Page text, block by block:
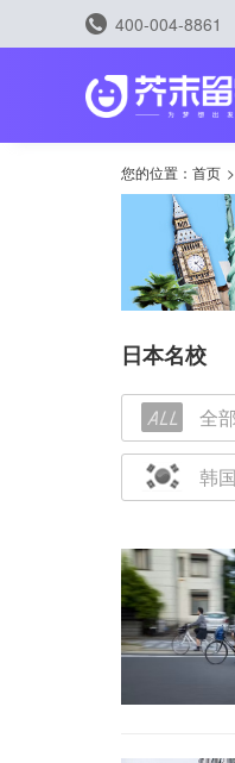
400-004-8861
留学评测
留学规
雅思能力
您的位置： 首页 >
日本名校
全部
韩国